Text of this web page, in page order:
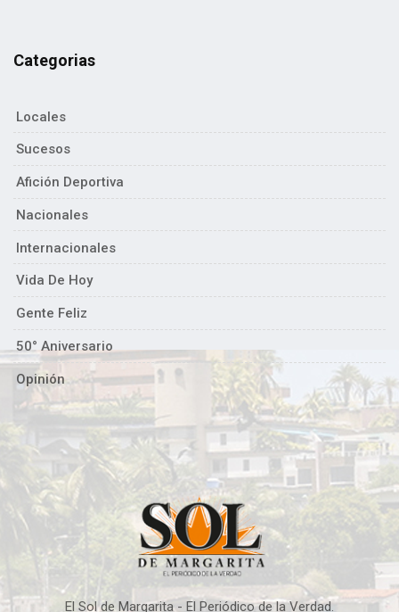
Categorias
Locales
Sucesos
Afición Deportiva
Nacionales
Internacionales
Vida De Hoy
Gente Feliz
50° Aniversario
Opinión
El Sol de Margarita - El Periódico de la Verdad.